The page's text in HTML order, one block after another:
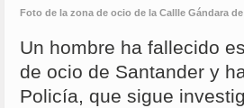
Foto de la zona de ocio de la Callle Gándara
Un hombre ha fallecido
de ocio de Santander y
Policía, que sigue